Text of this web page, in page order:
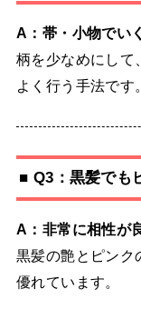
A：帯・小物でい
柄を少なめにして
よく行う手法です。
■ Q3：黒髪でも
A：非常に相性が
黒髪の艶とピンク
優れています。